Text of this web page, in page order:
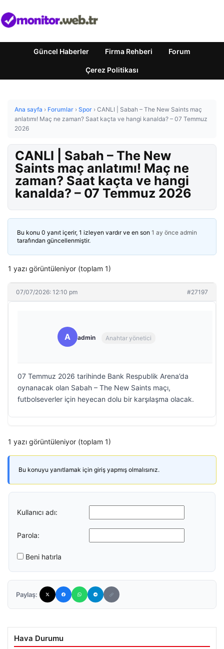
Güncel Haberler Firma Rehberi Forum
Çerez Politikası
Ana sayfa › Forumlar › Spor › CANLI | Sabah – The New Saints maç
anlatımı! Maç ne zaman? Saat kaçta ve hangi kanalda? – 07 Temmuz
2026
CANLI | Sabah – The New
Saints maç anlatımı! Maç ne
zaman? Saat kaçta ve hangi
kanalda? – 07 Temmuz 2026
Bu konu 0 yanıt içerir, 1 izleyen vardır ve en son 1 ay önce admin
tarafından güncellenmiştir.
1 yazı görüntüleniyor (toplam 1)
07/07/2026: 12:10 pm #27197
A admin Anahtar yönetici
07 Temmuz 2026 tarihinde Bank Respublik Arena’da
oynanacak olan Sabah – The New Saints maçı,
futbolseverler için heyecan dolu bir karşılaşma olacak.
1 yazı görüntüleniyor (toplam 1)
Bu konuyu yanıtlamak için giriş yapmış olmalısınız.
Kullanıcı adı:
Parola:
Beni hatırla
Paylaş:
Hava Durumu